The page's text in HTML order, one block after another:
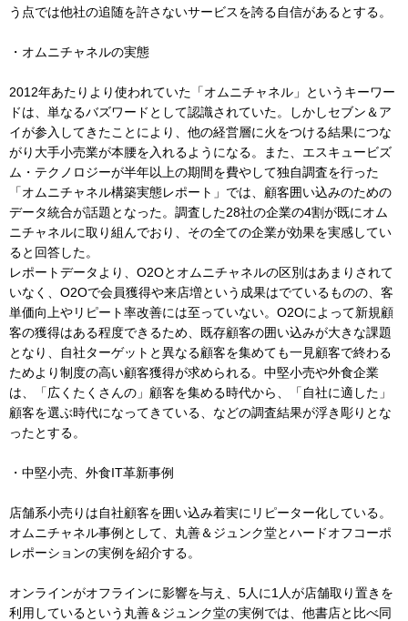
う点では他社の追随を許さないサービスを誇る自信があるとする。
・オムニチャネルの実態
2012年あたりより使われていた「オムニチャネル」というキーワー
ドは、単なるバズワードとして認識されていた。しかしセブン＆ア
イが参入してきたことにより、他の経営層に火をつける結果につな
がり大手小売業が本腰を入れるようになる。また、エスキュービズ
ム・テクノロジーが半年以上の期間を費やして独自調査を行った
「オムニチャネル構築実態レポート」では、顧客囲い込みのための
データ統合が話題となった。調査した28社の企業の4割が既にオム
ニチャネルに取り組んでおり、その全ての企業が効果を実感してい
ると回答した。
レポートデータより、O2Oとオムニチャネルの区別はあまりされて
いなく、O2Oで会員獲得や来店増という成果はでているものの、客
単価向上やリピート率改善には至っていない。O2Oによって新規顧
客の獲得はある程度できるため、既存顧客の囲い込みが大きな課題
となり、自社ターゲットと異なる顧客を集めても一見顧客で終わる
ためより制度の高い顧客獲得が求められる。中堅小売や外食企業
は、「広くたくさんの」顧客を集める時代から、「自社に適した」
顧客を選ぶ時代になってきている、などの調査結果が浮き彫りとな
ったとする。
・中堅小売、外食IT革新事例
店舗系小売りは自社顧客を囲い込み着実にリピーター化している。
オムニチャネル事例として、丸善＆ジュンク堂とハードオフコーポ
レポーションの実例を紹介する。
オンラインがオフラインに影響を与え、5人に1人が店舗取り置きを
利用しているという丸善＆ジュンク堂の実例では、他書店と比べ同